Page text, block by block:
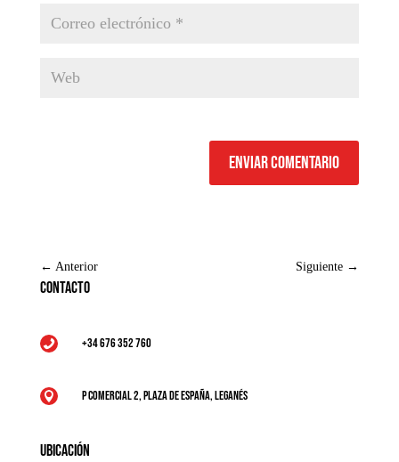
Enviar comentario
← Anterior Siguiente →
Contacto
 +34 676 352 760
 P Comercial 2, Plaza de España, Leganés
Ubicación